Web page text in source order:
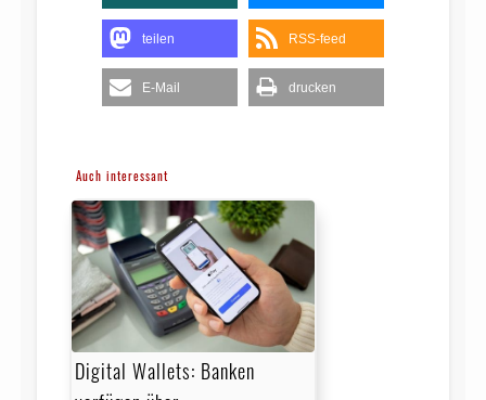
teilen RSS-feed
E-Mail drucken
Auch interessant
Digital Wallets: Banken